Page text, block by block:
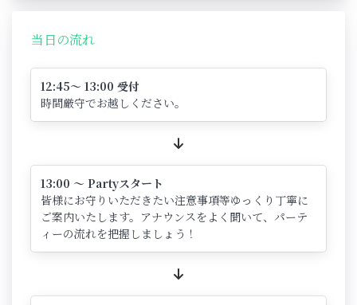
当日の流れ
12:45～ 13:00 受付
時間厳守でお越しください。
13:00 ～ Partyスタート
皆様にお守りいただきたい注意事項等ゆっくり丁寧に
ご案内いたします。アナウンスをよく聞いて、パーテ
ィーの流れを把握しましょう！